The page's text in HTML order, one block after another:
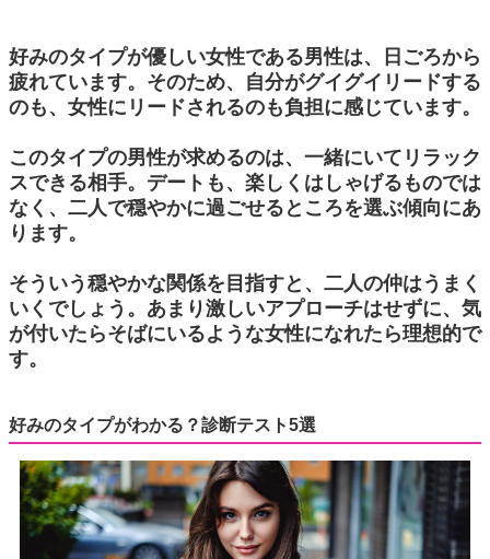
好みのタイプが優しい女性である男性は、日ごろから
疲れています。そのため、自分がグイグイリードする
のも、女性にリードされるのも負担に感じています。
このタイプの男性が求めるのは、一緒にいてリラック
スできる相手。デートも、楽しくはしゃげるものでは
なく、二人で穏やかに過ごせるところを選ぶ傾向にあ
ります。
そういう穏やかな関係を目指すと、二人の仲はうまく
いくでしょう。あまり激しいアプローチはせずに、気
が付いたらそばにいるような女性になれたら理想的で
す。
好みのタイプがわかる？診断テスト5選